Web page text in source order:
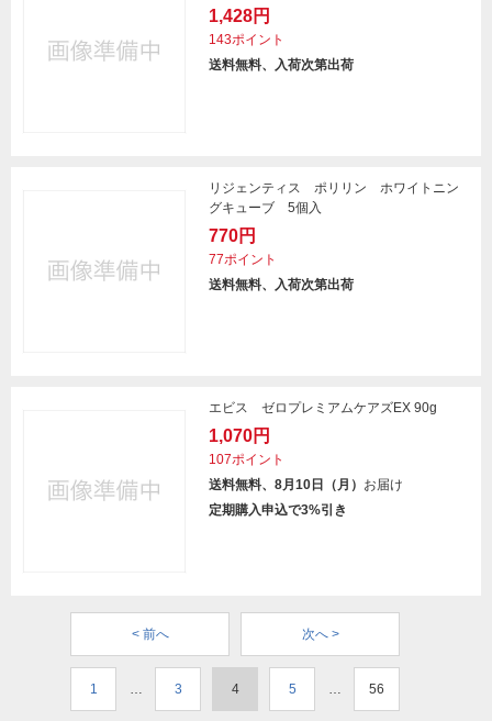
1,428円
143ポイント
送料無料、入荷次第出荷
リジェンティス ポリリン ホワイトニン
グキューブ 5個入
770円
77ポイント
送料無料、入荷次第出荷
エビス ゼロプレミアムケアズEX 90g
1,070円
107ポイント
送料無料、8月10日（月） お届け
定期購入申込で3%引き
< 前へ 次へ >
1 … 3 4 5 … 56